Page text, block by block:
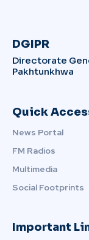
DGIPR
Directorate
Pakhtunkhwa
Quick
News Portal
FM Radios
Multimedia
Social Footprints
Important